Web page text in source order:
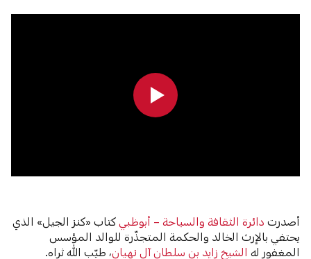
أصدرتدائرة الثقافة والسياحة – أبوظبي كتاب «كنز الجيل» الذي
يحتفي بالإرث الخالد والحكمة المتجذّرة للوالد المؤسس
المغفور لهالشيخ زايد بن سلطان آل نهيان، طيّب الله ثراه.